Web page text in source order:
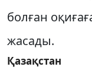
болған
жасады.